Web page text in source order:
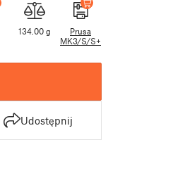
134.00 g
Prusa
MK3/S/S+
Udostępnij